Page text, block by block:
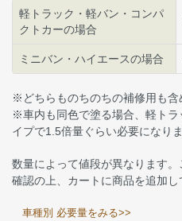
軽トラック・軽バン・コンパ
クトカーの場合
ミニバン・ハイエースの場合
※どちらものちのちの補修用も含
※車内も同色で塗る場合、軽ト
イプで1.5倍量ぐらい必要になり
数量によって値段が異なります
確認の上、カートに商品を追加し
車種別 必要量をみる>>